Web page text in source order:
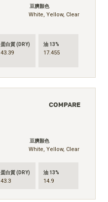
豆臍顏色
White, Yellow, Clear
蛋白質 (DRY)
43.39
油 13%
17.455
豆臍顏色
White, Yellow, Clear
蛋白質 (DRY)
43.3
油 13%
14.9
COMPARE